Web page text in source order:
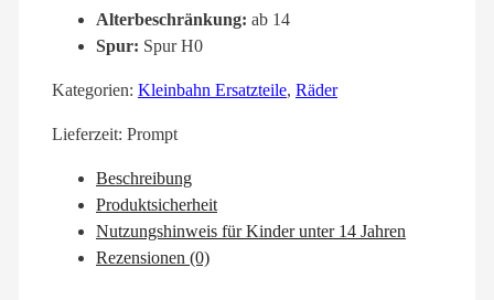
Alterbeschränkung: ab 14
Spur: Spur H0
Kategorien: Kleinbahn Ersatzteile, Räder
Lieferzeit: Prompt
Beschreibung
Produktsicherheit
Nutzungshinweis für Kinder unter 14 Jahren
Rezensionen (0)